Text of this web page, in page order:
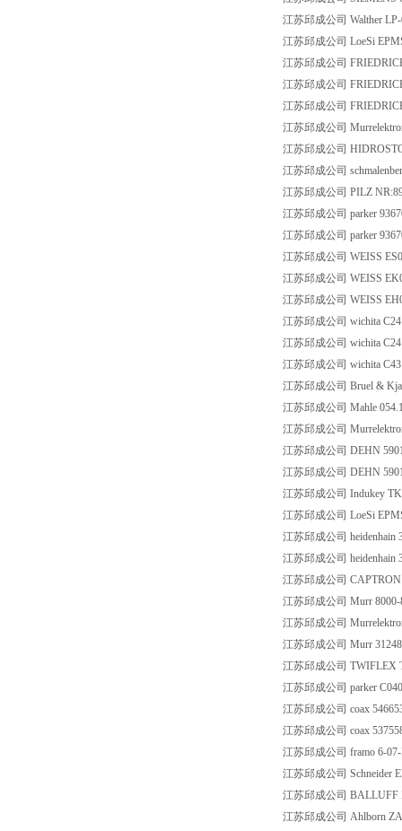
江苏邱成公司 Walther
江苏邱成公司 LoeSi
江苏邱成公司
江苏邱成公司
江苏邱成公司
江苏邱成公司
江苏邱成公司
江苏邱成公司
江苏邱成公司 PILZ
江苏邱成公司 parker
江苏邱成公司 parker
江苏邱成公司 WEISS
江苏邱成公司 WEISS
江苏邱成公司 WEISS
江苏邱成公司 wichita
江苏邱成公司 wichita
江苏邱成公司 wichita
江苏邱成公司 Bruel &
江苏邱成公司 Mahle
江苏邱成公司
江苏邱成公司 DEHN
江苏邱成公司 DEHN
江苏邱成公司 Indukey
江苏邱成公司 LoeSi
江苏邱成公司 heidenhain
江苏邱成公司 heidenhain
江苏邱成公司
江苏邱成公司 Murr 8000-
江苏邱成公司
江苏邱成公司 Murr
江苏邱成公司 TWIFLEX
江苏邱成公司 parker
江苏邱成公司 coax
江苏邱成公司 coax
江苏邱成公司 framo 6-
江苏邱成公司 Schneider
江苏邱成公司 BALLUFF
江苏邱成公司 Ahlborn